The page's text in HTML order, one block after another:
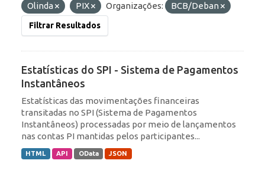
Olinda
PIX Organizações: BCB/Deban
Filtrar Resultados
Estatísticas do SPI - Sistema de Pagamentos
Instantâneos
Estatísticas das movimentações financeiras
transitadas no SPI (Sistema de Pagamentos
Instantâneos) processadas por meio de lançamentos
nas contas PI mantidas pelos participantes...
HTML API OData JSON